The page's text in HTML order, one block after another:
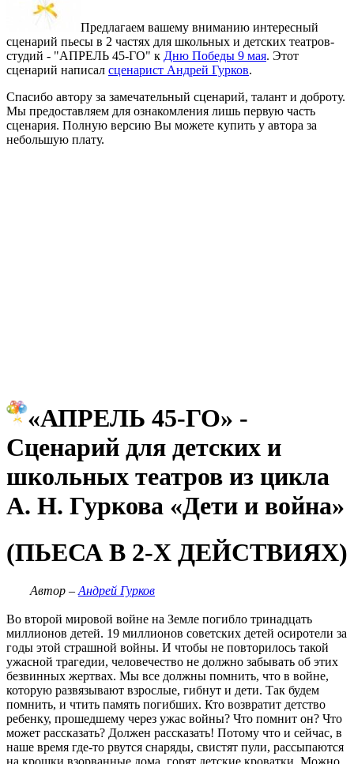
Предлагаем вашему вниманию интересный
сценарий пьесы в 2 частях для школьных и детских театров-
студий - "АПРЕЛЬ 45-ГО" к Дню Победы 9 мая. Этот
сценарий написал сценарист Андрей Гурков.
Спасибо автору за замечательный сценарий, талант и доброту.
Мы предоставляем для ознакомления лишь первую часть
сценария. Полную версию Вы можете купить у автора за
небольшую плату.
«АПРЕЛЬ 45-ГО» -
Сценарий для детских и
школьных театров из цикла
А. Н. Гуркова «Дети и война»
(ПЬЕСА В 2-Х ДЕЙСТВИЯХ)
Автор – Андрей Гурков
Во второй мировой войне на Земле погибло тринадцать
миллионов детей. 19 миллионов советских детей осиротели за
годы этой страшной войны. И чтобы не повторилось такой
ужасной трагедии, человечество не должно забывать об этих
безвинных жертвах. Мы все должны помнить, что в войне,
которую развязывают взрослые, гибнут и дети. Так будем
помнить, и чтить память погибших. Кто возвратит детство
ребенку, прошедшему через ужас войны? Что помнит он? Что
может рассказать? Должен рассказать! Потому что и сейчас, в
наше время где-то рвутся снаряды, свистят пули, рассыпаются